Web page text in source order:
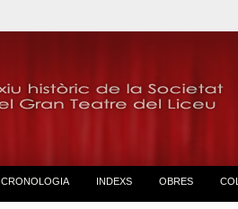
CRONOLOGIA INDEXS OBRES